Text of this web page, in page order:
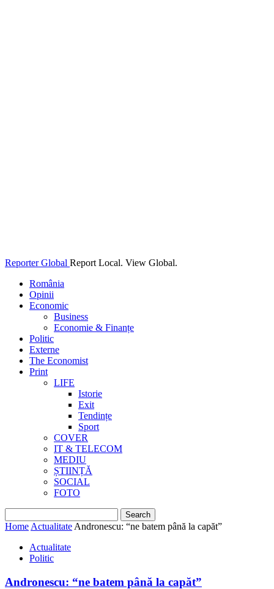
Reporter Global Report Local. View Global.
România
Opinii
Economic
Business
Economie & Finanțe
Politic
Externe
The Economist
Print
LIFE
Istorie
Exit
Tendințe
Sport
COVER
IT & TELECOM
MEDIU
ȘTIINȚĂ
SOCIAL
FOTO
Home Actualitate Andronescu: “ne batem până la capăt”
Actualitate
Politic
Andronescu: “ne batem până la capăt”